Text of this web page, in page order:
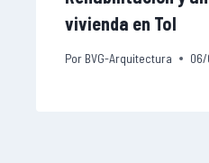
vivienda en Tol
Por BVG-Arquitectura